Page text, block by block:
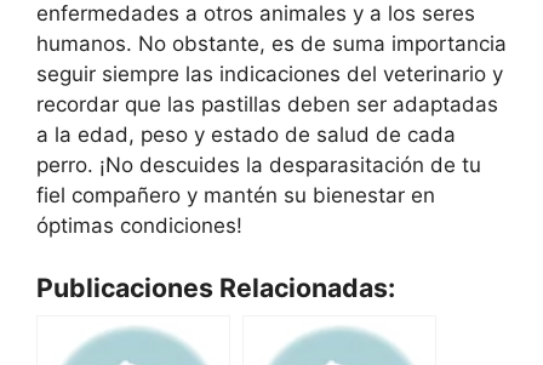
enfermedades a otros animales y a los seres
humanos. No obstante, es de suma importancia
seguir siempre las indicaciones del veterinario y
recordar que las pastillas deben ser adaptadas
a la edad, peso y estado de salud de cada
perro. ¡No descuides la desparasitación de tu
fiel compañero y mantén su bienestar en
óptimas condiciones!
Publicaciones Relacionadas: